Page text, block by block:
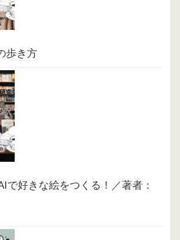
歩き方
で好きな絵をつくる！／著者：